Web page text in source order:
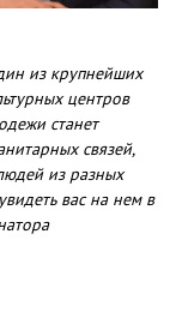
из крупнейших
центров
станет
связей,
из разных
вас на нем в